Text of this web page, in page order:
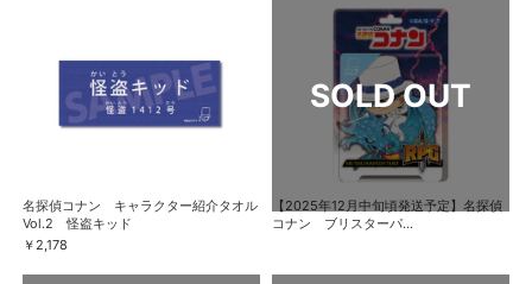
名探偵コナン キャラクター紹介タオル
Vol.2 怪盗キッド
￥2,178
【2025年12月中旬頃発送予定】名探偵
コナン ブリスターパ...